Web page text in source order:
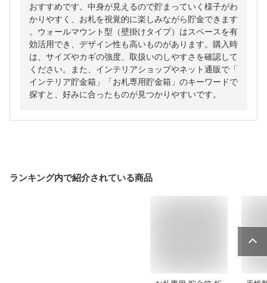
おすすめです。中身が見えるので貯まっていく様子がわ
かりやすく、お札を視覚的に楽しみながら貯金できます
。ウォールマウント型（壁掛けタイプ）はスペースを有
効活用でき、デザイン性も高いものがあります。購入時
は、サイズやカギの強度、取扱いのしやすさを確認して
ください。また、インテリアショップやネット通販で「
インテリア貯金箱」「お札専用貯金箱」のキーワードで
探すと、好みに合ったものが見つかりやすいです。
ランキング内で紹介されている商品